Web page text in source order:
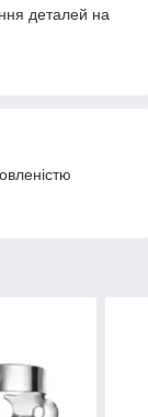
деталей на